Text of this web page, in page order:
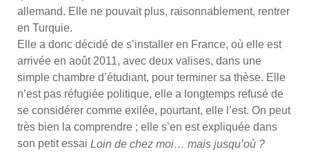
alle­mand. Elle ne pou­vait plus, rai­son­na­ble­ment, ren­trer
en Tur­quie.
Elle a donc déci­dé de s’ins­tal­ler en France, où elle est
arri­vée en août 2011, avec deux valises, dans une
simple chambre d’é­tu­diant, pour ter­mi­ner sa thèse. Elle
n’est pas réfu­giée poli­tique, elle a long­temps refu­sé de
se consi­dé­rer comme exi­lée, pour­tant, elle l’est. On peut
très bien la com­prendre ; elle s’en est expli­quée dans
son petit essai Loin de chez moi… mais jus­qu’où ?